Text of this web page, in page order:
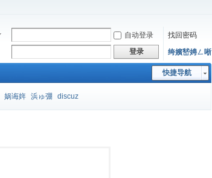
自动登录
找回密码
登录 绔嬪嵆娉ㄥ唽
快捷导航
娲诲姩 浜ゅ弸 discuz